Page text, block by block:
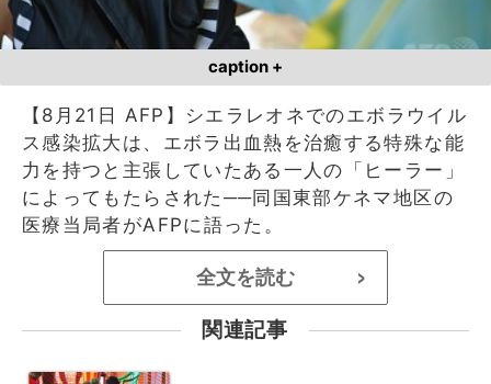
caption +
【8月21日 AFP】シエラレオネでのエボラウイル
ス感染拡大は、エボラ出血熱を治癒する特殊な能
力を持つと主張していたある一人の「ヒーラー」
によってもたらされた──同国東部ケネマ地区の
医療当局者がAFPに語った。
全文を読む >
関連記事